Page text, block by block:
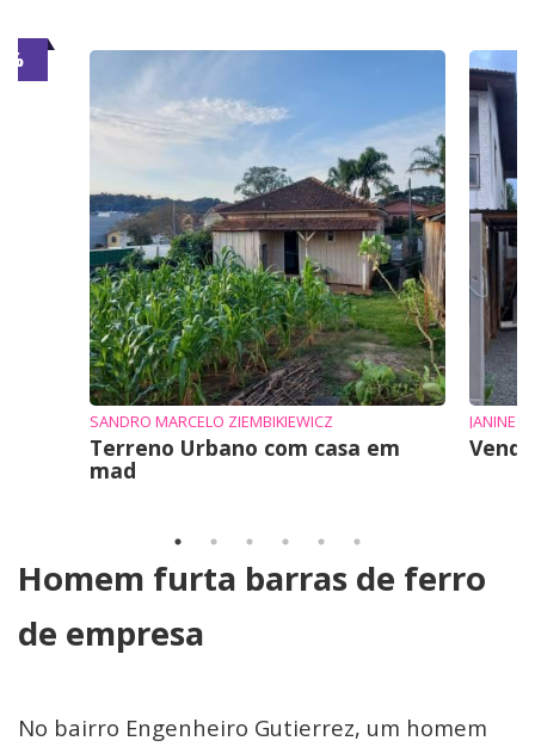
SANDRO MARCELO ZIEMBIKIEWICZ
Terreno Urbano com casa em
mad
JANINE
Homem furta barras de ferro
de empresa
No bairro Engenheiro Gutierrez, um homem